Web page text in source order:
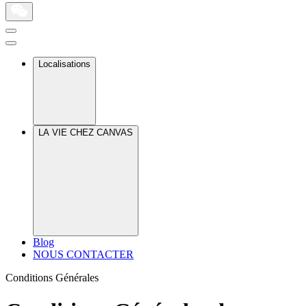
Localisations
LA VIE CHEZ CANVAS
Blog
NOUS CONTACTER
Conditions Générales